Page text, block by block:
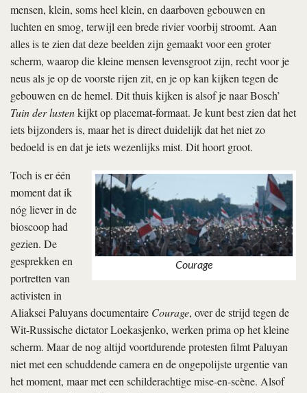
mensen, klein, soms heel klein, en daarboven gebouwen en
luchten en smog, terwijl een brede rivier voorbij stroomt. Aan
alles is te zien dat deze beelden zijn gemaakt voor een groter
scherm, waarop die kleine mensen levensgroot zijn, recht voor je
neus als je op de voorste rijen zit, en je op kan kijken tegen de
gebouwen en de hemel. Dit thuis kijken is alsof je naar Bosch’
Tuin der lustenkijkt op placemat-formaat. Je kunt best zien dat het
iets bijzonders is, maar het is direct duidelijk dat het niet zo
bedoeld is en dat je iets wezenlijks mist. Dit hoort groot.
Courage
Toch is er één
moment dat ik
nóg liever in de
bioscoop had
gezien. De
gesprekken en
portretten van
activisten in
Aliaksei Paluyans documentaire Courage, over de strijd tegen de
Wit-Russische dictator Loekasjenko, werken prima op het kleine
scherm. Maar de nog altijd voortdurende protesten filmt Paluyan
niet met een schuddende camera en de ongepolijste urgentie van
het moment, maar met een schilderachtige mise-en-scène. Alsof